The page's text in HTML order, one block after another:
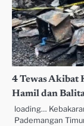
4 Tewas Akibat
Hamil dan
loading…
Pademangan